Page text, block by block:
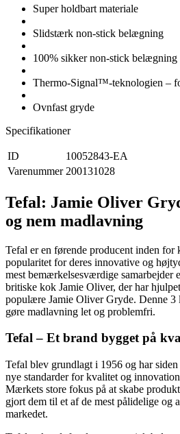
Super holdbart materiale
Slidstærk non-stick belægning
100% sikker non-stick belægning
Thermo-Signal™-teknologien –
Ovnfast gryde
Specifikationer
ID
10052843-EA
Varenummer 200131028
Tefal: Jamie Oliver
og nem madlavning
Tefal er en førende producent inden for
popularitet for deres innovative og
mest bemærkelsesværdige samarbejder
britiske kok Jamie Oliver, der har
populære Jamie Oliver Gryde. Denne 3
gøre madlavning let og problemfri.
Tefal – Et brand bygget på
Tefal blev grundlagt i 1956 og har
nye standarder for kvalitet og
Mærkets store fokus på at skabe
gjort dem til et af de mest pålidelige og
markedet.